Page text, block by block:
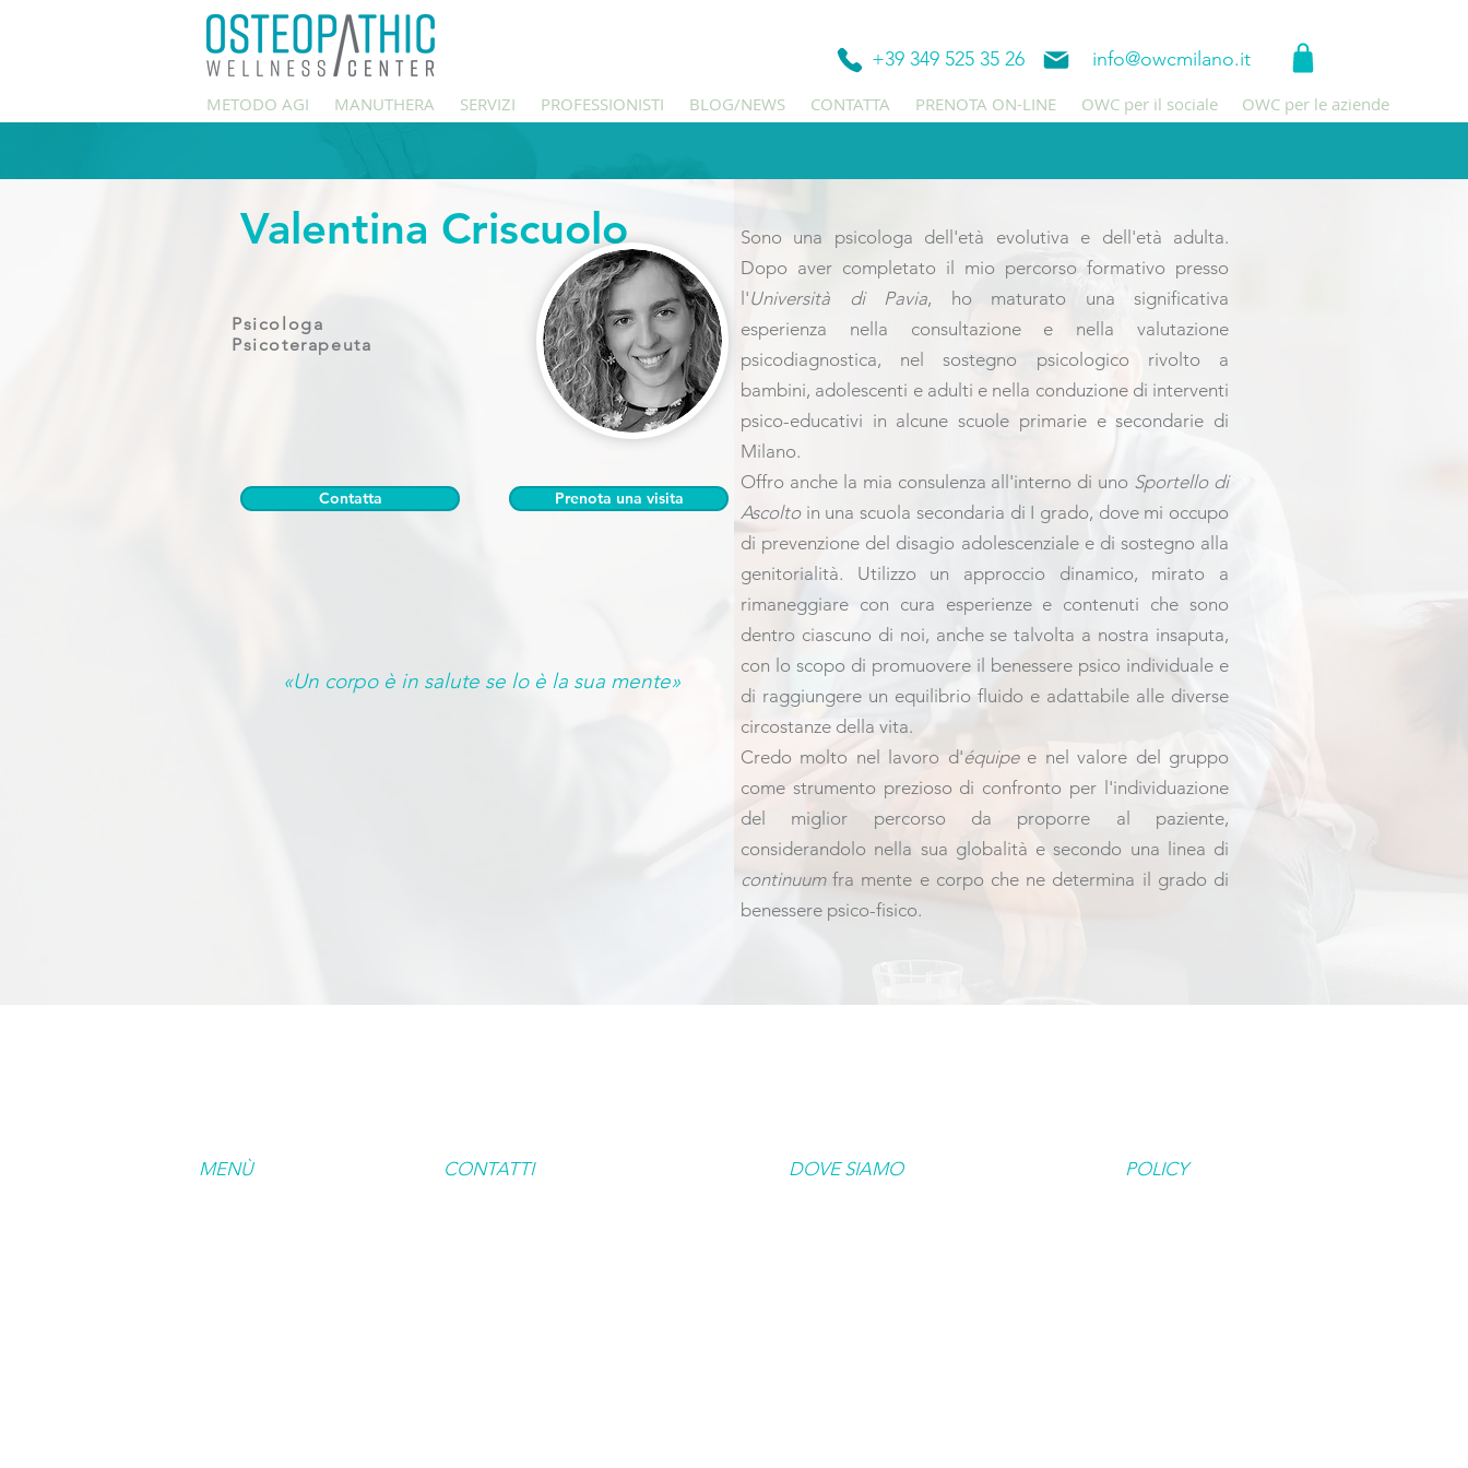
+39 349 525 35 26 info@owcmilano.it
METODO AGI MANUTHERA SERVIZI PROFESSIONISTI BLOG/NEWS CONTATTA PRENOTA ON-LINE OWC per il sociale OWC per le aziende
Valentina Criscuolo
Psicologa
Psicoterapeuta
Contatta Prenota una visita
«Un corpo è in salute se lo è la sua mente»
Sono una psicologa dell'età evolutiva e dell'età adulta.
Dopo aver completato il mio percorso formativo presso
l'Università di Pavia, ho maturato una significativa
esperienza nella consultazione e nella valutazione
psicodiagnostica, nel sostegno psicologico rivolto a
bambini, adolescenti e adulti e nella conduzione di interventi
psico-educativi in alcune scuole primarie e secondarie di
Milano.
Offro anche la mia consulenza all'interno di uno Sportello di
Ascoltoin una scuola secondaria di I grado, dove mi occupo
di prevenzione del disagio adolescenziale e di sostegno alla
genitorialità. Utilizzo un approccio dinamico, mirato a
rimaneggiare con cura esperienze e contenuti che sono
dentro ciascuno di noi, anche se talvolta a nostra insaputa,
con lo scopo di promuovere il benessere psico individuale e
di raggiungere un equilibrio fluido e adattabile alle diverse
circostanze della vita.
Credo molto nel lavoro d'équipee nel valore del gruppo
come strumento prezioso di confronto per l'individuazione
del miglior percorso da proporre al paziente,
considerandolo nella sua globalità e secondo una linea di
continuumfra mente e corpo che ne determina il grado di
benessere psico-fisico.
MENÙ CONTATTI DOVE SIAMO POLICY